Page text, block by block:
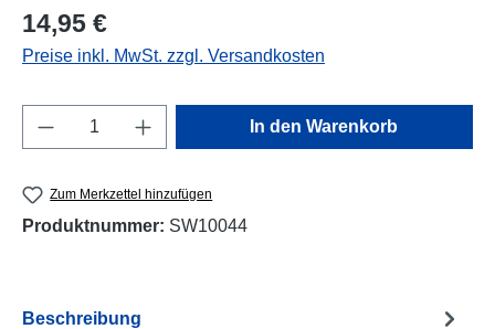
Regulärer Preis:
14,95 €
Preise inkl. MwSt. zzgl. Versandkosten
Produkt Anzahl: Gib den gewünschten
In den Warenkorb
Zum Merkzettel hinzufügen
Produktnummer: SW10044
Beschreibung